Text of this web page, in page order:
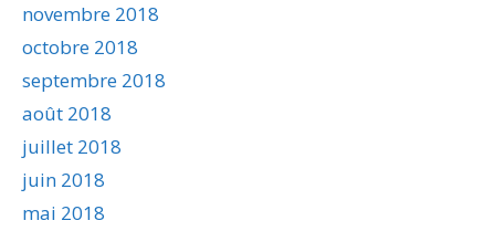
novembre 2018
octobre 2018
septembre 2018
août 2018
juillet 2018
juin 2018
mai 2018